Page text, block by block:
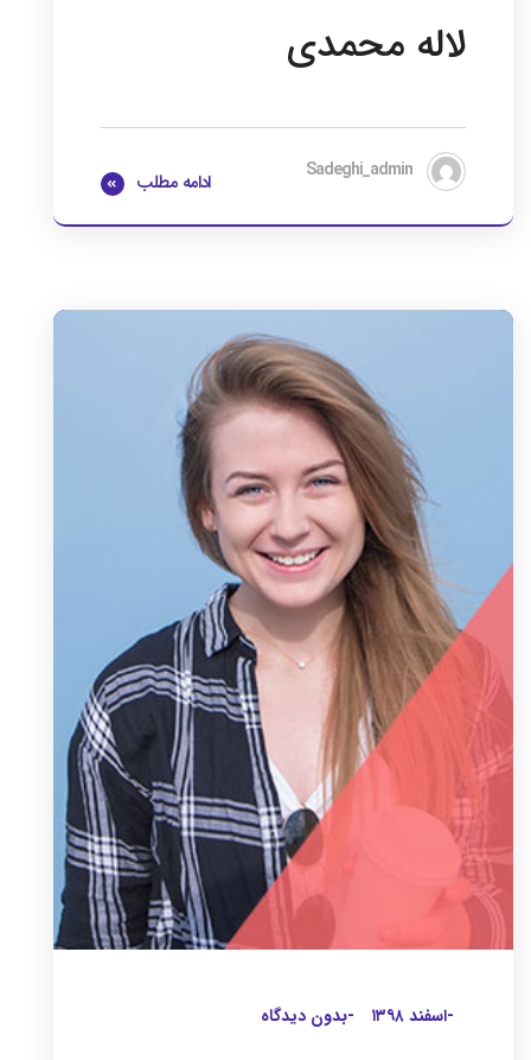
لاله محمدی
Sadeghi_admin ادامه مطلب
-اسفند ۱۳۹۸ -بدون دیدگاه